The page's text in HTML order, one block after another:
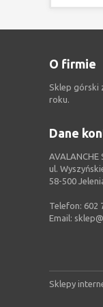
O firmie
Sklep górski
roku.
Dane
AVALANCHE
ul.
58-500
Telefon: 602
Email:
Sklepy